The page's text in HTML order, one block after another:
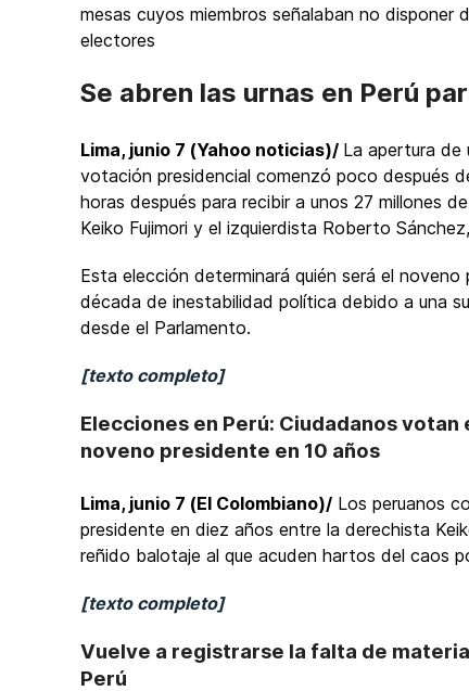
mesas cuyos miembros señalaban no disponer
electores
Se abren las urnas en Perú
Lima, junio 7 (Yahoo noticias)/ La apertura de
votación presidencial comenzó poco después
horas después para recibir a unos 27 millones
Keiko Fujimori y el izquierdista Roberto
Esta elección determinará quién será el
década de inestabilidad política debido a una
desde el Parlamento.
[texto completo]
Elecciones en Perú: Ciudadanos
noveno presidente en 10 años
Lima, junio 7 (El Colombiano)/ Los peruanos
presidente en diez años entre la derechista
reñido balotaje al que acuden hartos del caos
[texto completo]
Vuelve a registrarse la falta de
Perú